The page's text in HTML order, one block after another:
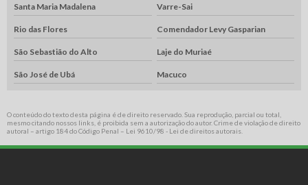
Santa Maria Madalena Varre-Sai
Rio das Flores Comendador Levy Gasparian
São Sebastião do Alto Laje do Muriaé
São José de Ubá Macuco
O conteúdo do texto desta página é de direito reservado. Sua reprodução, parcial ou total,
mesmo citando nossos links, é proibida sem a autorização do autor. Crime de violação de direito
autoral – artigo 184 do Código Penal – Lei 9610/98 - Lei de direitos autorais